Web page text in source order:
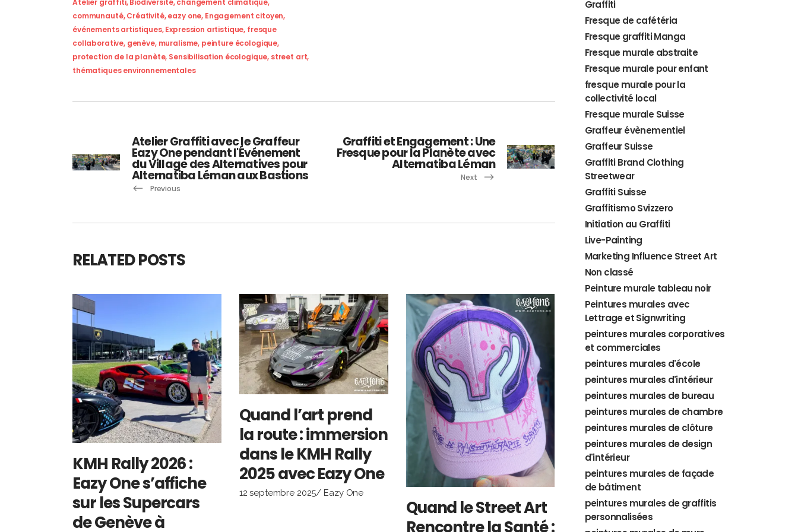
Atelier graffiti,Biodiversité,changement climatique,
communauté,Créativité,eazy one, Engagement citoyen,
événements artistiques,Expression artistique, fresque
collaborative, genève, muralisme, peinture écologique,
protection de la planète, Sensibilisation écologique, street art,
thématiques environnementales
Atelier Graffiti avec le Graffeur
Eazy One pendant l'Événement
du Village des Alternatives pour
Alternatiba Léman aux Bastions
Previous
Graffiti et Engagement : Une
Fresque pour la Planète avec
Alternatiba Léman
Next
RELATED POSTS
KMH Rally 2026 :
Eazy One s’affiche
sur les Supercars
de Genève à
Quand l’art prend
la route : immersion
dans le KMH Rally
2025 avec Eazy One
12 septembre 2025 Eazy One
Quand le Street Art
Rencontre la Santé :
Graffiti
Fresque de cafétéria
Fresque graffiti Manga
Fresque murale abstraite
Fresque murale pour enfant
fresque murale pour la
collectivité local
Fresque murale Suisse
Graffeur évènementiel
Graffeur Suisse
Graffiti Brand Clothing
Streetwear
Graffiti Suisse
Graffitismo Svizzero
Initiation au Graffiti
Live-Painting
Marketing Influence Street Art
Non classé
Peinture murale tableau noir
Peintures murales avec
Lettrage et Signwriting
peintures murales corporatives
et commerciales
peintures murales d'école
peintures murales d'intérieur
peintures murales de bureau
peintures murales de chambre
peintures murales de clôture
peintures murales de design
d'intérieur
peintures murales de façade
de bâtiment
peintures murales de graffitis
personnalisées